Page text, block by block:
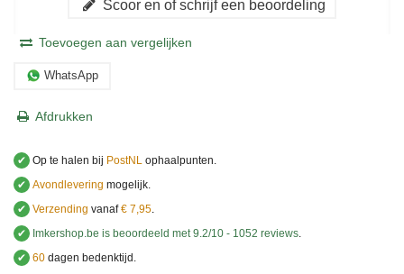
Scoor en of schrijf een beoordeling
Toevoegen aan vergelijken
WhatsApp
Afdrukken
✔ Op te halen bij PostNL ophaalpunten.
✔ Avondlevering mogelijk.
✔ Verzending vanaf€ 7,95
✔
Imkershop.be is beoordeeld met 9.2/10 - 1052 reviews
✔ 60 dagen bedenktijd.